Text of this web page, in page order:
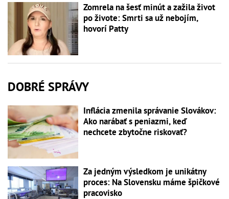
Zomrela na šesť minút a zažila život
po živote: Smrti sa už nebojím,
hovorí Patty
DOBRÉ SPRÁVY
Inflácia zmenila správanie Slovákov:
Ako narábať s peniazmi, keď
nechcete zbytočne riskovať?
Za jedným výsledkom je unikátny
proces: Na Slovensku máme špičkové
pracovisko